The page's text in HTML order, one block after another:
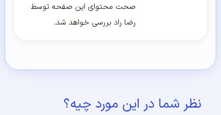
صحت محتوای این صفحه توسط
رضا راد بررسی خواهد شد.
نظر شما در این مورد چیه؟